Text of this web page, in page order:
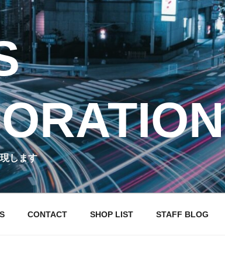
します
CONTACT SHOP LIST STAFF BLOG